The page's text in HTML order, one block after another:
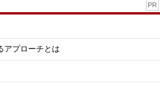
PR
アプローチとは